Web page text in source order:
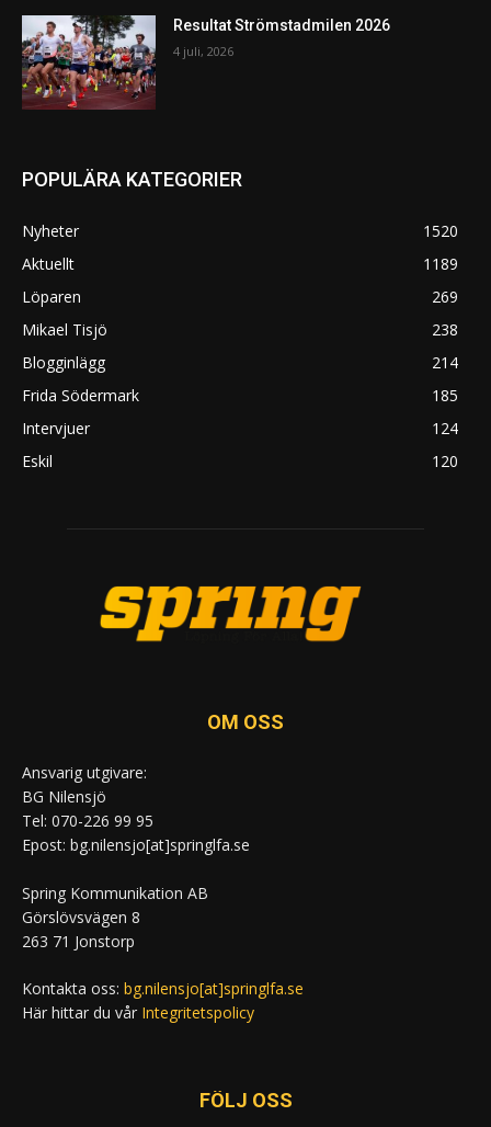
Resultat Strömstadmilen 2026
4 juli, 2026
POPULÄRA KATEGORIER
Nyheter
1520
Aktuellt
1189
Löparen
269
Mikael Tisjö
238
Blogginlägg
214
Frida Södermark
185
Intervjuer
124
Eskil
120
OM OSS
Ansvarig utgivare:
BG Nilensjö
Tel: 070-226 99 95
Epost: bg.nilensjo[at]springlfa.se
Spring Kommunikation AB
Görslövsvägen 8
263 71 Jonstorp
Kontakta oss: bg.nilensjo[at]springlfa.se
Här hittar du vår Integritetspolicy
FÖLJ OSS